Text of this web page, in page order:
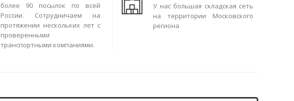
более 90 посылок по всей
России. Сотрудничаем на
протяжении нескольких лет с
проверенными
транспортными компаниями.
У нас большая складская сеть
на территории Московского
региона